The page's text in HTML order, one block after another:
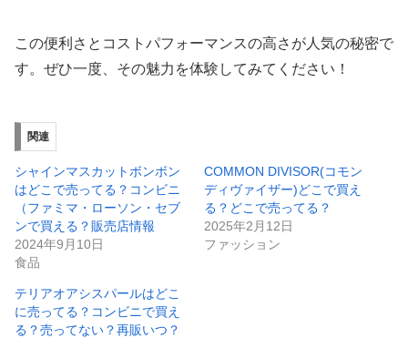
この便利さとコストパフォーマンスの高さが人気の秘密で
す。ぜひ一度、その魅力を体験してみてください！
関連
シャインマスカットボンボン
はどこで売ってる？コンビニ
（ファミマ・ローソン・セブ
ンで買える？販売店情報
2024年9月10日
食品
COMMON DIVISOR(コモン
ディヴァイザー)どこで買え
る？どこで売ってる？
2025年2月12日
ファッション
テリアオアシスパールはどこ
に売ってる？コンビニで買え
る？売ってない？再販いつ？